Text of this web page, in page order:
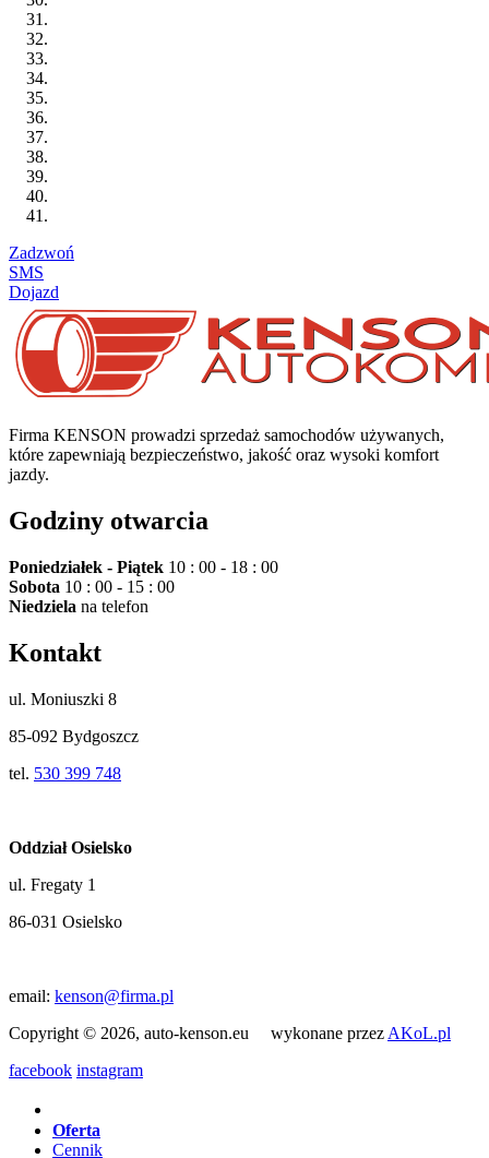
Zadzwoń
SMS
Dojazd
Firma KENSON prowadzi sprzedaż samochodów używanych,
które zapewniają bezpieczeństwo, jakość oraz wysoki komfort
jazdy.
Godziny otwarcia
Poniedziałek - Piątek 10 : 00 - 18 : 00
Sobota 10 : 00 - 15 : 00
Niedziela na telefon
Kontakt
ul. Moniuszki 8
85-092 Bydgoszcz
tel. 530 399 748
Oddział Osielsko
ul. Fregaty 1
86-031 Osielsko
email: kenson@firma.pl
Copyright © 2026, auto-kenson.eu wykonane przez AKoL.pl
facebook instagram
Oferta
Cennik